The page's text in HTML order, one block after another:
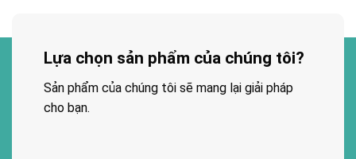
Lựa chọn sản phẩm của chúng tôi?
Sản phẩm của chúng tôi sẽ mang lại giải pháp
cho bạn.